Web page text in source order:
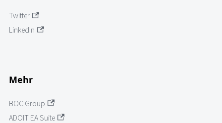
Twitter
LinkedIn
Mehr
BOC Group
ADOIT EA Suite